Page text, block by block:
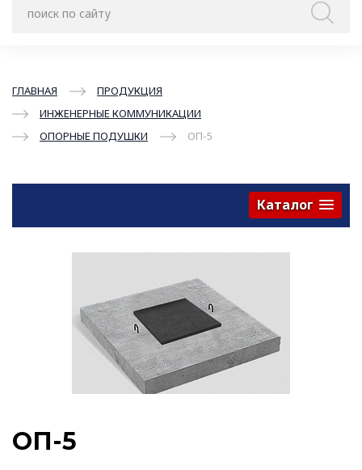
ГЛАВНАЯ
ПРОДУКЦИЯ
ИНЖЕНЕРНЫЕ КОММУНИКАЦИИ
ОПОРНЫЕ ПОДУШКИ
ОП-5
Каталог
ОП-5